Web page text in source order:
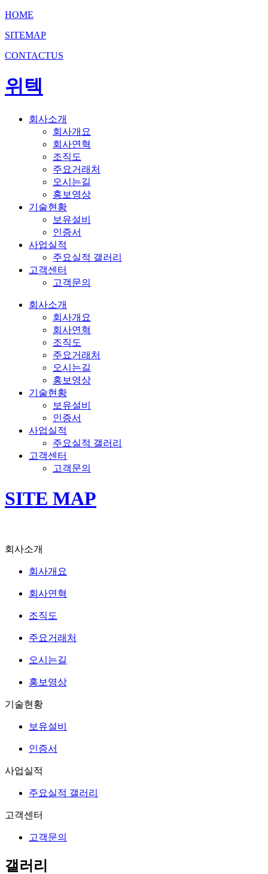
HOME
SITEMAP
CONTACTUS
위텍
회사소개
회사개요
회사연혁
조직도
주요거래처
오시는길
홍보영상
기술현황
보유설비
인증서
사업실적
주요실적 갤러리
고객센터
고객문의
회사소개
회사개요
회사연혁
조직도
주요거래처
오시는길
홍보영상
기술현황
보유설비
인증서
사업실적
주요실적 갤러리
고객센터
고객문의
SITE MAP
회사소개
회사개요
회사연혁
조직도
주요거래처
오시는길
홍보영상
기술현황
보유설비
인증서
사업실적
주요실적 갤러리
고객센터
고객문의
갤러리